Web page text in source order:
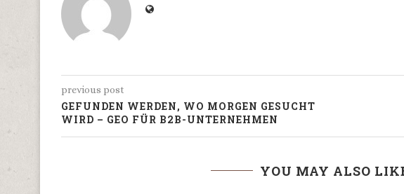
previous post
GEFUNDEN WERDEN, WO MORGEN GESUCHT
WIRD – GEO FÜR B2B-UNTERNEHMEN
YOU MAY ALSO